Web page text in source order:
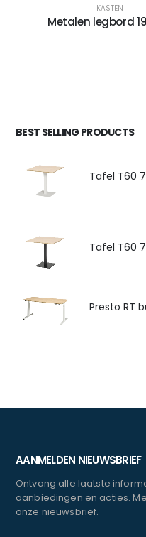
KASTEN
Metalen legbord
BEST SELLING PRODUCTS
Tafel T60
Tafel T60
AANMELDEN NIEUWSBRIEF
Ontvang alle laatste
aanbiedingen en acties.
onze nieuwsbrief.